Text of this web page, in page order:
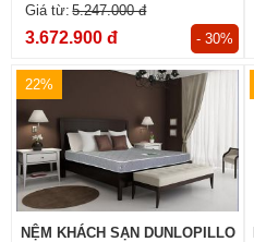
5.247.000 đ
3.672.900 đ - 30%
22%
NỆM KHÁCH SẠN DUNLOPILLO